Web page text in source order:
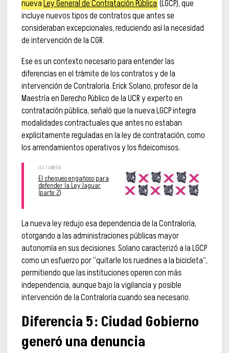
nuevaLey General de Contratación Pública (LGCP), que
incluye nuevos tipos de contratos que antes se
consideraban excepcionales, reduciendo así la necesidad
de intervención de la CGR.
Ese es un contexto necesario para entender las
diferencias en el trámite de los contratos y de la
intervención de Contraloría. Erick Solano, profesor de la
Maestría en Derecho Público de la UCR y experto en
contratación pública, señaló que la nueva LGCP integra
modalidades contractuales que antes no estaban
explícitamente reguladas en la ley de contratación, como
los arrendamientos operativos y los fideicomisos.
El chequeo engañoso para
defender la Ley Jaguar
(parte 2)
La nueva ley redujo esa dependencia de la Contraloría,
otorgando a las administraciones públicas mayor
autonomía en sus decisiones. Solano caracterizó a la LGCP
como un esfuerzo por “quitarle los ruedines a la bicicleta”,
permitiendo que las instituciones operen con más
independencia, aunque bajo la vigilancia y posible
intervención de la Contraloría cuando sea necesario.
Diferencia 5: Ciudad Gobierno
generó una denuncia